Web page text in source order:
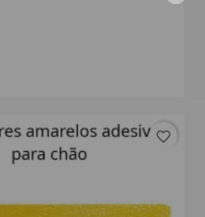
favorite_border